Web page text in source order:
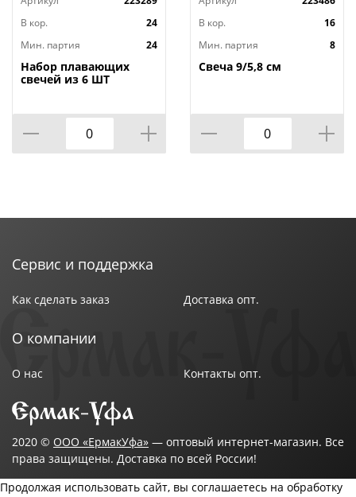
В кор.
24
Мин. партия
24
Набор плавающих
свечей из 6 ШТ
В кор.
16
Мин. партия
8
Свеча 9/5,8 см
Сервис и поддержка
Как сделать заказ Доставка опт.
О компании
О нас Контакты опт.
2020 © ООО «ЕрмакУфа» — оптовый интернет-магазин. Все
права защищены. Доставка по всей России!
Продолжая использовать сайт, вы соглашаетесь на обработку